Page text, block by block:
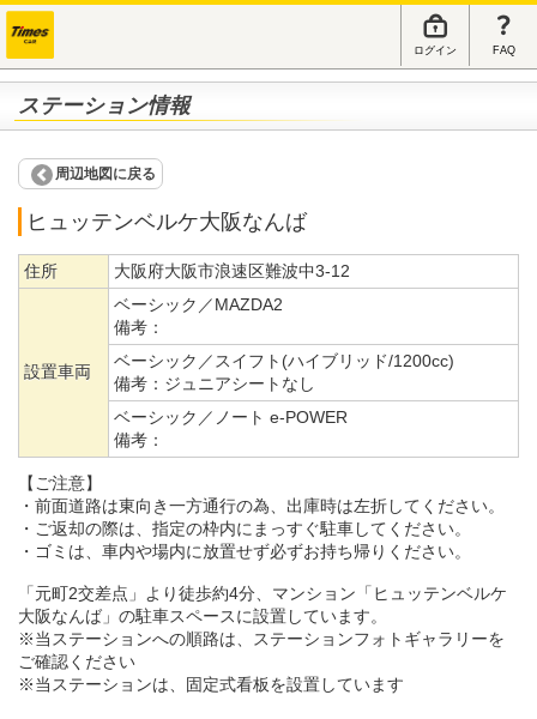
ログイン FAQ
ステーション情報
周辺地図に戻る
ヒュッテンベルケ大阪なんば
住所 大阪府大阪市浪速区難波中3-12
設置車両
ベーシック／MAZDA2
備考：
ベーシック／スイフト(ハイブリッド/1200cc)
備考： ジュニアシートなし
ベーシック／ノート e-POWER
備考：
【ご注意】
・前面道路は東向き一方通行の為、出庫時は左折してください。
・ご返却の際は、指定の枠内にまっすぐ駐車してください。
・ゴミは、車内や場内に放置せず必ずお持ち帰りください。
「元町2交差点」より徒歩約4分、マンション「ヒュッテンベルケ
大阪なんば」の駐車スペースに設置しています。
※当ステーションへの順路は、ステーションフォトギャラリーを
ご確認ください
※当ステーションは、固定式看板を設置しています